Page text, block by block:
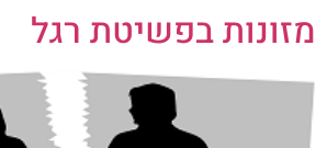
מזונות בפשיטת רגל